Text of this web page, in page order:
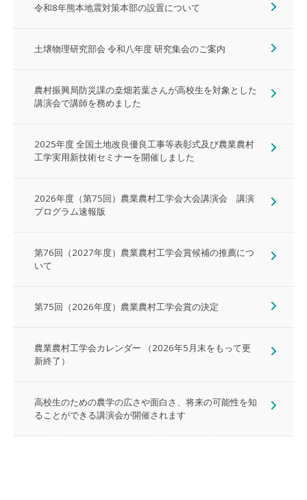
令和8年熊本地震対策本部の設置について
土壌物理研究部会 令和八年度 研究集会のご案内
農村振興局防災課の桒畑若葉さんが高校生を対象とした
講演会で講師を務めました
2025年度 全国土地改良優良工事等表彰式及び農業農村
工学実用新技術セミナーを開催しました
2026年度（第75回）農業農村工学会大会講演会 講演
プログラム速報版
第76回（2027年度）農業農村工学会賞候補の推薦につ
いて
第75回（2026年度）農業農村工学会賞の決定
農業農村工学会カレンダー （2026年5月末をもって更
新終了）
高校生のための農学の広さや面白さ、将来の可能性を知
ることができる講演会が開催されます